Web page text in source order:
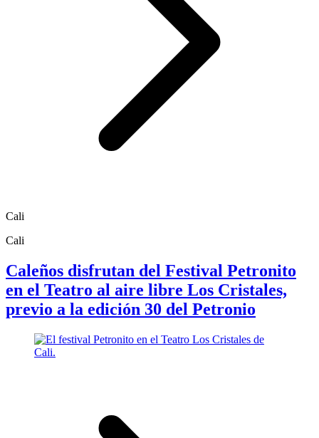
Cali
Cali
Caleños disfrutan del Festival Petronito
en el Teatro al aire libre Los Cristales,
previo a la edición 30 del Petronio